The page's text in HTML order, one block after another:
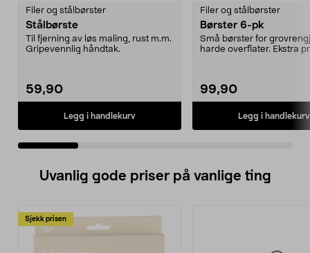
Filer og stålbørster
Stålbørste
Til fjerning av løs maling, rust m.m.
Gripevennlig håndtak.
59,90
Legg i handlekurv
Filer og stålbørster
Børster 6-pk
Små børster for
harde overflater. Ekstra
99,90
Legg i handlekurv
Uvanlig gode priser på vanlige ting
Sjekk prisen